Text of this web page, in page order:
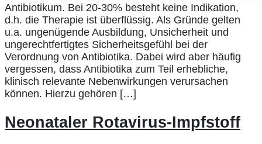
Antibiotikum. Bei 20-30% besteht keine Indikation,
d.h. die Therapie ist überflüssig. Als Gründe gelten
u.a. ungenügende Ausbildung, Unsicherheit und
ungerechtfertigtes Sicherheitsgefühl bei der
Verordnung von Antibiotika. Dabei wird aber häufig
vergessen, dass Antibiotika zum Teil erhebliche,
klinisch relevante Nebenwirkungen verursachen
können. Hierzu gehören […]
Neonataler Rotavirus-Impfstoff